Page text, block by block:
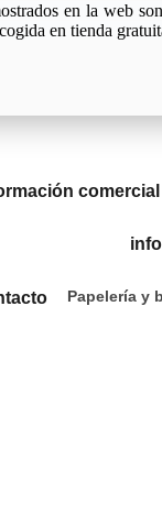
en la web
en tienda
comercial
Papelería y